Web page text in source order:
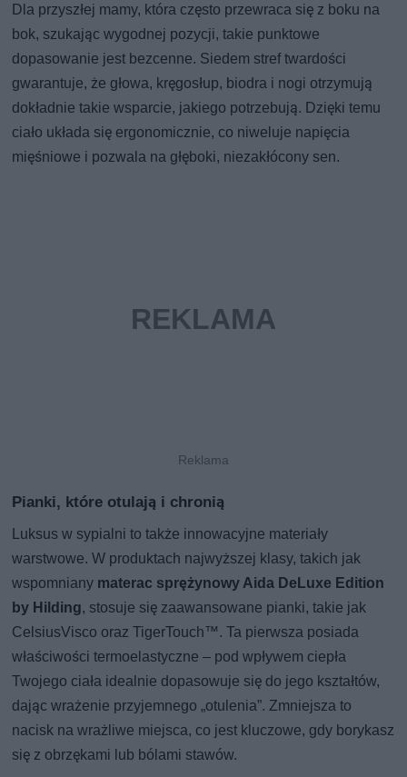
Dla przyszłej mamy, która często przewraca się z boku na
bok, szukając wygodnej pozycji, takie punktowe
dopasowanie jest bezcenne. Siedem stref twardości
gwarantuje, że głowa, kręgosłup, biodra i nogi otrzymują
dokładnie takie wsparcie, jakiego potrzebują. Dzięki temu
ciało układa się ergonomicznie, co niweluje napięcia
mięśniowe i pozwala na głęboki, niezakłócony sen.
Pianki, które otulają i chronią
Luksus w sypialni to także innowacyjne materiały
warstwowe. W produktach najwyższej klasy, takich jak
wspomniany materac sprężynowy Aida DeLuxe Edition
by Hilding, stosuje się zaawansowane pianki, takie jak
CelsiusVisco oraz TigerTouch™. Ta pierwsza posiada
właściwości termoelastyczne – pod wpływem ciepła
Twojego ciała idealnie dopasowuje się do jego kształtów,
dając wrażenie przyjemnego „otulenia”. Zmniejsza to
nacisk na wrażliwe miejsca, co jest kluczowe, gdy borykasz
się z obrzękami lub bólami stawów.